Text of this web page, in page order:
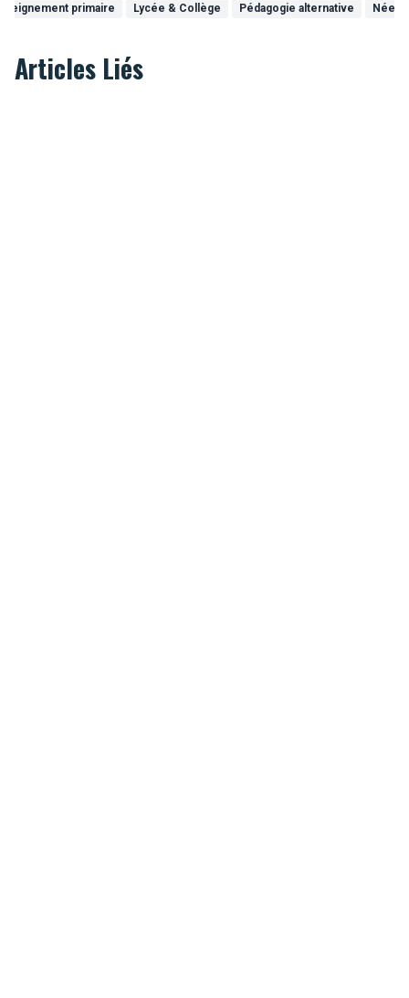
primaire Lycée & Collège Pédagogie alternative
Articles Liés